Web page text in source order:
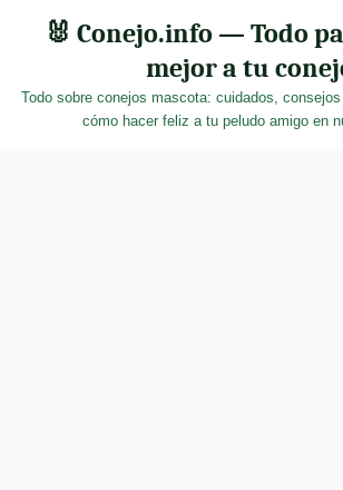
🐰 Conejo.info — Todo
mejor a tu
Todo sobre conejos mascota: cuidados,
cómo hacer feliz a tu peludo amigo en